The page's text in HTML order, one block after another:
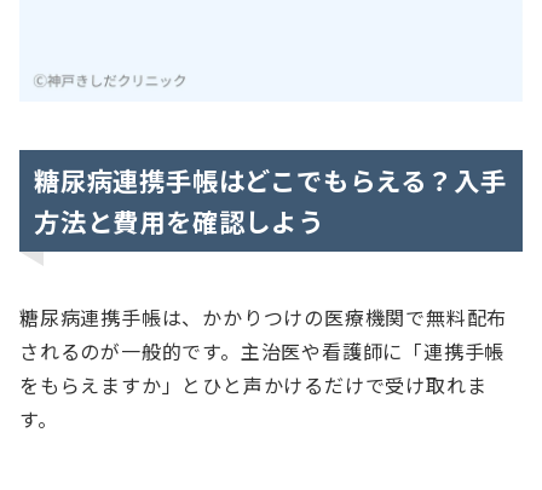
糖尿病連携手帳はどこでもらえる？入手
方法と費用を確認しよう
糖尿病連携手帳は、かかりつけの医療機関で無料配布
されるのが一般的です。主治医や看護師に「連携手帳
をもらえますか」とひと声かけるだけで受け取れま
す。